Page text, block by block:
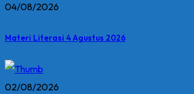
04/08/2026
Materi Literasi 4 Agustus 2026
02/08/2026